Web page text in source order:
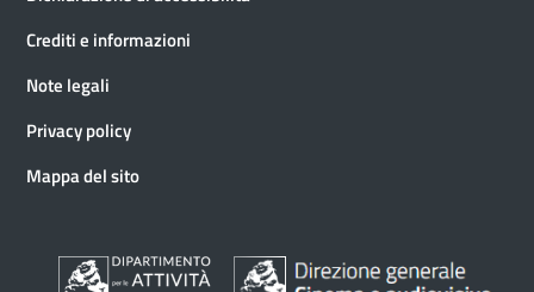
Crediti e informazioni
Note legali
Privacy policy
Mappa del sito